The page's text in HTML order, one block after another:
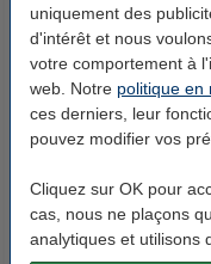
uniquement des
d'intérêt et nous
votre comportement à
web. Notre politique en
ces derniers, leur
pouvez modifier vos
Cliquez sur OK pour
cas, nous ne plaçons
analytiques et utilisons
123accu Xtreme Power
14,95 € Inclus : 21% de